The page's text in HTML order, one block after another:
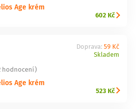
Age krém
602 Kč
hodnocení)
Age krém
Doprava: 59 Kč
Skladem
523 Kč